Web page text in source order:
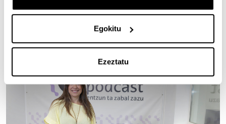
Egokitu
Ezeztatu
honen harira